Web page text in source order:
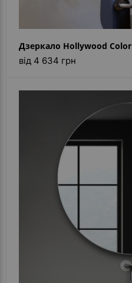
Дзеркало Hollywood Color
від 4 634 грн